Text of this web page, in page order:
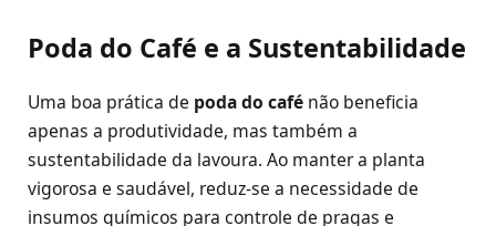
Poda do Café e a Sustentabilidade
Uma boa prática de poda do café não beneficia
apenas a produtividade, mas também a
sustentabilidade da lavoura. Ao manter a planta
vigorosa e saudável, reduz-se a necessidade de
insumos químicos para controle de pragas e